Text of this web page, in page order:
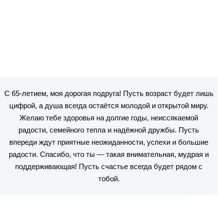
С 65-летием, моя дорогая подруга! Пусть возраст будет лишь
цифрой, а душа всегда остаётся молодой и открытой миру.
Желаю тебе здоровья на долгие годы, неиссякаемой
радости, семейного тепла и надёжной дружбы. Пусть
впереди ждут приятные неожиданности, успехи и большие
радости. Спасибо, что ты — такая внимательная, мудрая и
поддерживающая! Пусть счастье всегда будет рядом с
тобой.